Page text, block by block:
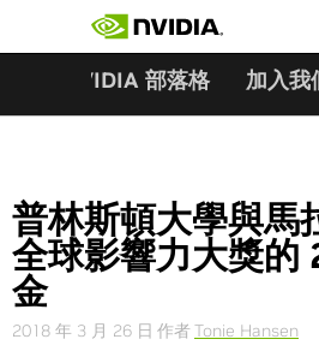
NVIDIA 部落格 加入我
普林斯頓大學與馬
全球影響力大獎的
金
2018 年 3 月 26 日 作者Tonie Hansen